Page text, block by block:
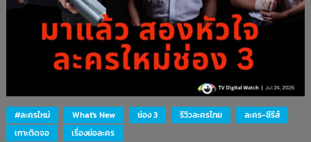
#ละครใหม่ What's New ช่อง 3 รีวิวละครไทย
ละคร-ซีรีส์
เกาะติดจอ
เรื่องย่อละคร